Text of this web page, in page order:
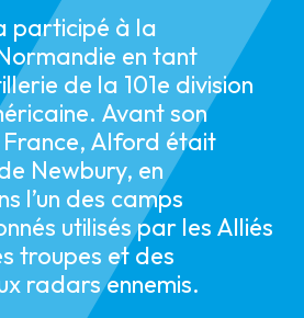
participé à la
en tant
de la 101e division
Avant son
Alford était
Newbury, en
l’un des camps
utilisés par les Alliés
troupes et des
radars ennemis.